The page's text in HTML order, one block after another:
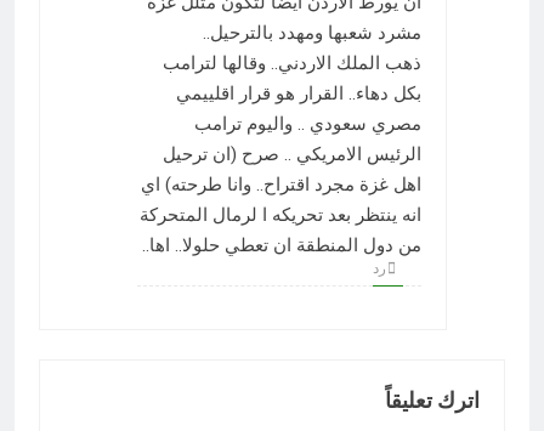
مشرد شعبها ومهدد بالترحيل..
ذهب الملك الاردني.. وقالها لترامب
بكل دهاء.. القرار هو قرار اقلييمي
مصري سعودي .. واليوم ترامب
الرئيس الامريكي .. صرح (ان ترحيل
اهل غزة مجرد اقتراح.. وانا طرحته) اي
انه ينتظر بعد تحريكه ا لرمال المتحركة
من دول المنطقة ان تعطي حلولا.. اها..
رد
اترك تعليقاً